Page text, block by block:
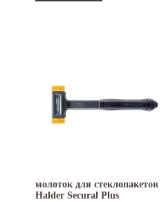
молоток для стеклопакетов
Halder Secural Plus